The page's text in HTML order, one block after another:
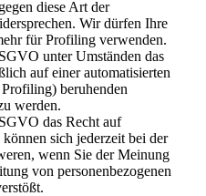
diese Art der
Wir dürfen Ihre
für Profiling verwenden.
unter Umständen das
auf einer automatisierten
beruhenden
werden.
das Recht auf
sich jederzeit bei der
wenn Sie der Meinung
von personenbezogenen